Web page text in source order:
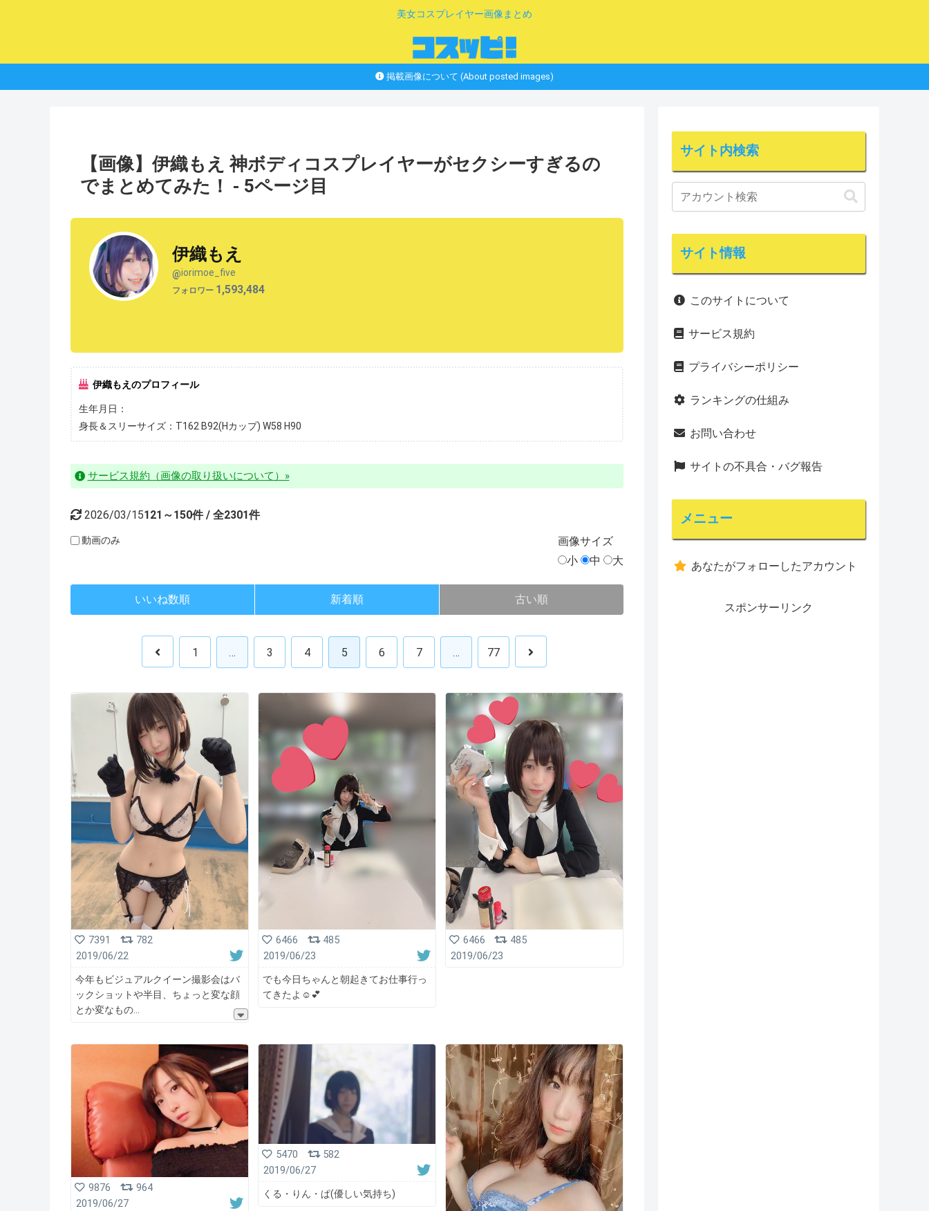
美女コスプレイヤー画像まとめ
掲載画像について (About posted images)
【画像】伊織もえ 神ボディコスプレイヤーがセクシーすぎるの
でまとめてみた！ - 5ページ目
伊織もえ
@iorimoe_five
フォロワー 1,593,484
伊織もえのプロフィール
生年月日：
身長＆スリーサイズ：T162 B92(Hカップ) W58 H90
サービス規約（画像の取り扱いについて）»
2026/03/15121～150件 / 全2301件
動画のみ 画像サイズ
小
中 大
いいね数順 新着順 古い順
1 … 3 4 5 6 7 … 77
7391
782
2019/06/22
今年もビジュアルクイーン撮影会はバ
ックショットや半目、ちょっと変な顔
とか変なもの
6466
485
2019/06/23
でも今日ちゃんと朝起きてお仕事行っ
てきたよ☺️💕
6466
485
2019/06/23
9876
964
2019/06/27
5470
582
2019/06/27
くる・りん・ぱ(優しい気持ち)
サイト内検索
サイト情報
このサイトについて
サービス規約
プライバシーポリシー
ランキングの仕組み
お問い合わせ
サイトの不具合・バグ報告
メニュー
あなたがフォローしたアカウント
スポンサーリンク